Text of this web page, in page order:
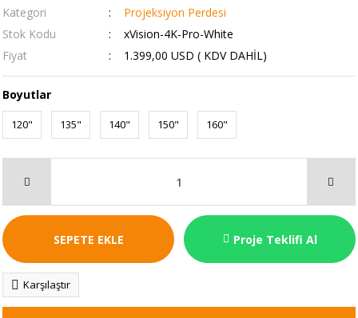
Kategori
Projeksiyon Perdesi
Stok Kodu
xVision-4K-Pro-White
Fiyat
1.399,00 USD ( KDV DAHİL)
Boyutlar
120" 135" 140" 150" 160"
SEPETE EKLE Proje Teklifi Al
Karşılaştır